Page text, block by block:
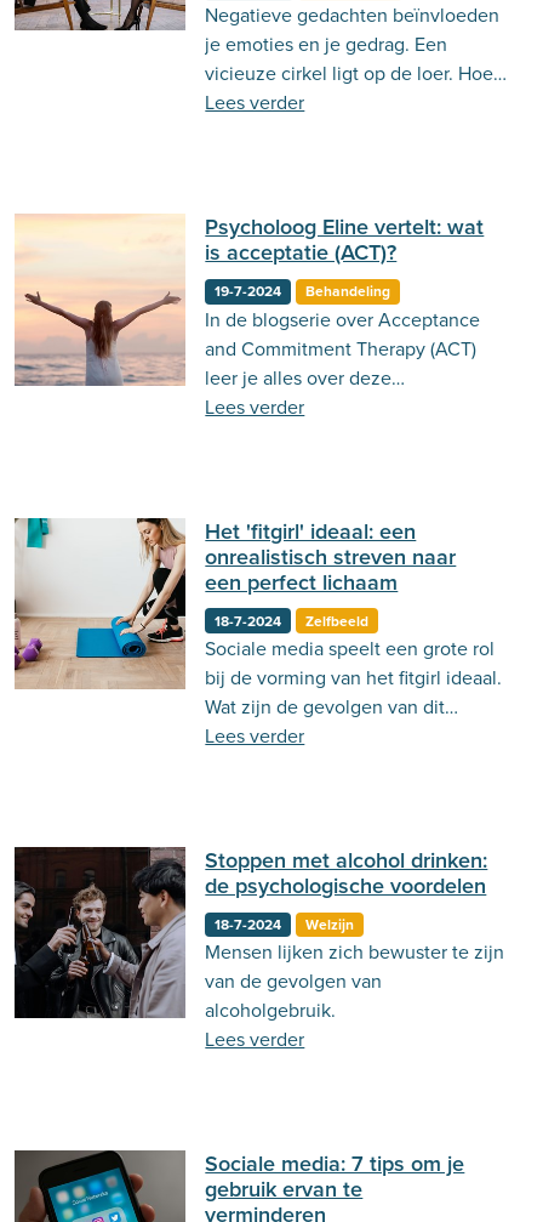
Negatieve gedachten beïnvloeden
je emoties en je gedrag. Een
vicieuze cirkel ligt op de loer. Hoe
kun je hiermee omgaan?
Lees verder
Psycholoog Eline vertelt: wat
is acceptatie (ACT)?
19-7-2024 Behandeling
In de blogserie over Acceptance
and Commitment Therapy (ACT)
leer je alles over deze
therapievorm. Lees in deze derde
Lees verder
Het 'fitgirl' ideaal: een
onrealistisch streven naar
een perfect lichaam
18-7-2024 Zelfbeeld
Sociale media speelt een grote rol
bij de vorming van het fitgirl ideaal.
Wat zijn de gevolgen van dit
onrealistische streven?
Lees verder
Stoppen met alcohol drinken:
de psychologische voordelen
18-7-2024 Welzijn
Mensen lijken zich bewuster te zijn
van de gevolgen van
alcoholgebruik.
Lees verder
Sociale media: 7 tips om je
gebruik ervan te
verminderen